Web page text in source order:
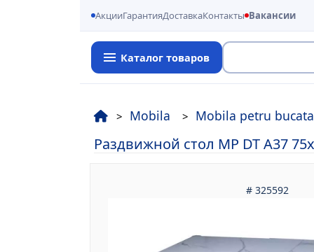
АкцииГарантияДоставкаКонтакты Вакансии
Каталог товаров
Mobila Mobila petru
Раздвижной стол MP DT A37
# 325592